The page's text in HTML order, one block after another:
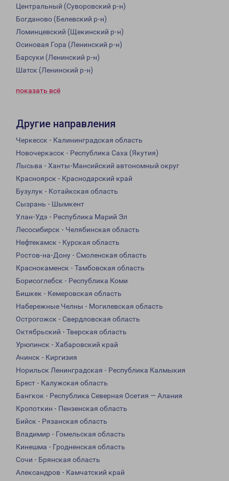
Центральный (Суворовский р-н)
Богданово (Белевский р-н)
Ломинцевский (Щекинский р-н)
Осиновая Гора (Ленинский р-н)
Барсуки (Ленинский р-н)
Шатск (Ленинский р-н)
показать всё
Другие направления
Черкесск - Калининградская область
Новочеркасск - Республика Саха (Якутия)
Лысьва - Ханты-Мансийский автономный округ
Красноярск - Краснодарский край
Бузулук - Котайкская область
Сызрань - Шымкент
Улан-Удэ - Республика Марий Эл
Лесосибирск - Челябинская область
Нефтекамск - Курская область
Ростов-на-Дону - Смоленская область
Краснокаменск - Тамбовская область
Борисоглебск - Республика Коми
Бишкек - Кемеровская область
Набережные Челны - Могилевская область
Острогожск - Свердловская область
Октябрьский - Тверская область
Урюпинск - Хабаровский край
Ачинск - Киргизия
Норильск Ленинградская - Республика Калмыкия
Брест - Калужская область
Бангкок - Республика Северная Осетия — Алания
Кропоткин - Пензенская область
Бийск - Рязанская область
Владимир - Гомельская область
Кинешма - Гродненская область
Сочи - Брянская область
Александров - Камчатский край